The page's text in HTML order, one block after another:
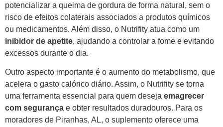
potencializar a queima de gordura de forma natural, sem o
risco de efeitos colaterais associados a produtos químicos
ou medicamentos. Além disso, o Nutrifity atua como um
inibidor de apetite, ajudando a controlar a fome e evitando
excessos durante o dia.
Outro aspecto importante é o aumento do metabolismo, que
acelera o gasto calórico diário. Assim, o Nutrifity se torna
uma ferramenta essencial para quem deseja emagrecer
com segurança e obter resultados duradouros. Para os
moradores de Piranhas, AL, o suplemento oferece uma